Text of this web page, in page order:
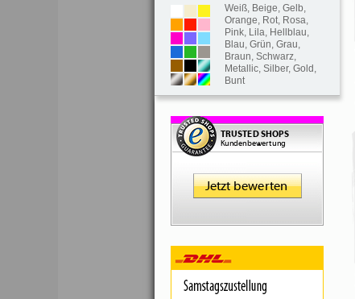
Weiß, Beige, Gelb,
Orange, Rot, Rosa,
Pink, Lila, Hellblau,
Blau, Grün, Grau,
Braun, Schwarz,
Metallic, Silber, Gold ,
Bunt